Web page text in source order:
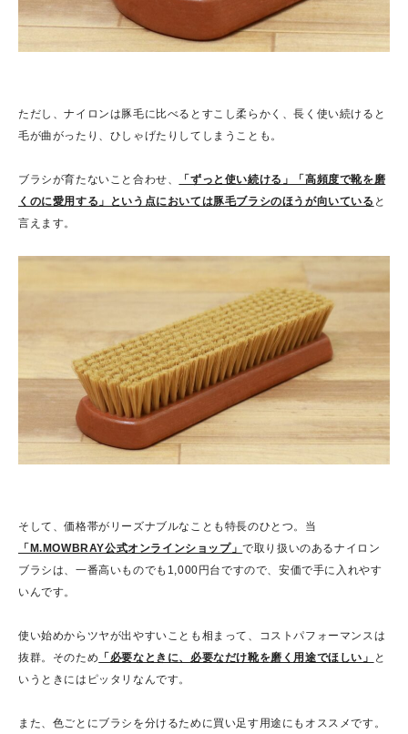
ただし、ナイロンは豚毛に比べるとすこし柔らかく、長く使い続けると
毛が曲がったり、ひしゃげたりしてしまうことも。
ブラシが育たないこと合わせ、
「ずっと使い続ける」「高頻度で靴を磨
くのに愛用する」という点においては豚毛ブラシのほうが向いている と
言えます。
そして、価格帯がリーズナブルなことも特長のひとつ。当
「M.MOWBRAY公式オンラインショップ」で取り扱いのあるナイロン
ブラシは、一番高いものでも1,000円台ですので、安価で手に入れやす
いんです。
使い始めからツヤが出やすいことも相まって、コストパフォーマンスは
抜群。そのため 「必要なときに、必要なだけ靴を磨く用途でほしい」
と
いうときにはピッタリなんです。
また、色ごとにブラシを分けるために買い足す用途にもオススメです。